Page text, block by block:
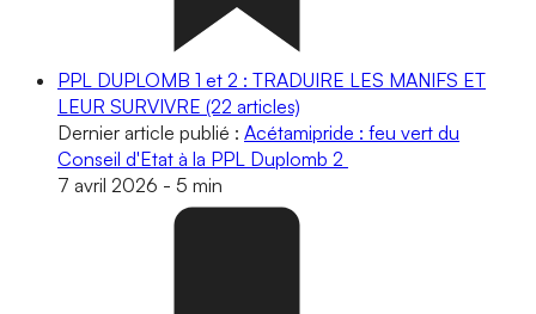
PPL DUPLOMB 1 et 2 : TRADUIRE LES MANIFS ET
LEUR SURVIVRE (22 articles)
Dernier article publié : Acétamipride : feu vert du
Conseil d'Etat à la PPL Duplomb 2
7 avril 2026 - 5 min